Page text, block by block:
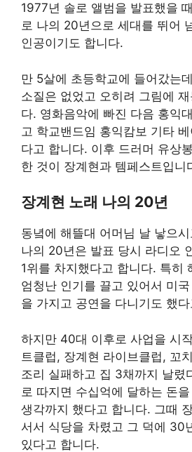
1977년 솔로 앨범을 발표했을
로 나의 20년으로 세대를 뛰어
인공이기도 합니다.
만 5살에 초등학교에 들어갔는
소질은 없었고 오히려 그림에
다. 영화음악에 빠진 다음 홍익
고 학교밴드임 홍익캄보 기타
다고 합니다. 이후 드러머 유상
한 것이 장계현과 템페스트입니
장계현 노래 나의 20년
동녘에 해뜰대 어머님 날 낳으
나의 20년은 발표 당시 라디오
1위를 차지했다고 합니다. 특히
엄청난 인기를 끌고 있어서 미
을 가지고 공연을 다니기도 했
하지만 40대 이후로 사업을 시
트클럽, 장계현 라이브클럽, 꼬
조리 실패하고 집 3채까지 날렸
로 따지면 수십억에 달하는 돈
생각까지 했다고 합니다. 그때
서서 식당을 차렸고 그 덕에 30
있다고 합니다.